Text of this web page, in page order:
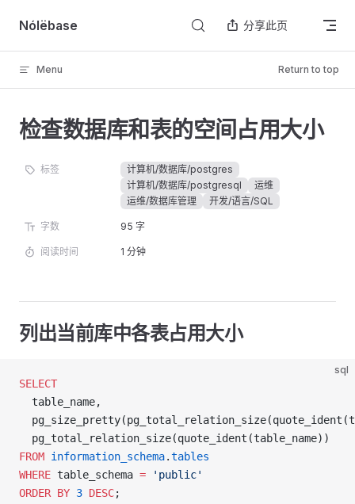
Skip to content
Nólëbase 分享此页
Menu Return to top
检查数据库和表的空间占用大小
标签
计算机/数据库/postgres
计算机/数据库/postgresql
运维
运维/数据库管理
开发/语言/SQL
字数 95 字
阅读时间 1 分钟
列出当前库中各表占用大小
sql
SELECT
  table_name,
  pg_total_relation_size(quote_ident(table_name))
FROM information_schema.tables
WHERE table_schema = 'public'
ORDER BY 3 DESC;